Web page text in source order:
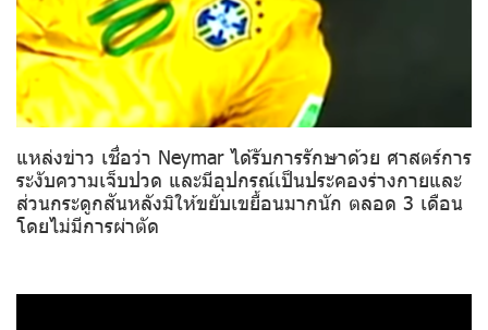
แหล่งข่าว เชื่อว่า Neymar ได้รับการรักษาด้วย ศาสตร์การ
ระงับความเจ็บปวด และมีอุปกรณ์เป็นประคองร่างกายและ
ส่วนกระดูกสันหลังมิให้ขยับเขยื้อนมากนัก ตลอด 3 เดือน
โดยไม่มีการผ่าตัด